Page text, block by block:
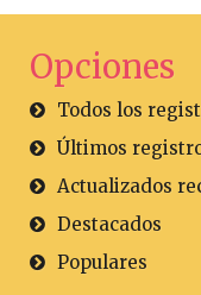
Opciones
Todos los
Últimos
Actualizados
Destacados
Populares